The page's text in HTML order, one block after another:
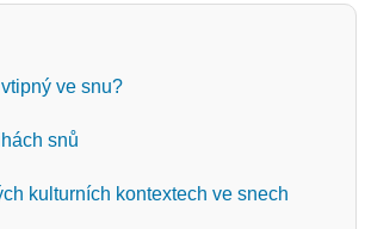
ve snu?
snů
kulturních kontextech ve snech